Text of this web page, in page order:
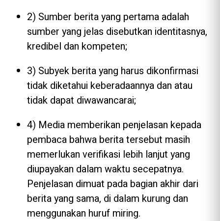
2) Sumber berita yang pertama adalah
sumber yang jelas disebutkan identitasnya,
kredibel dan kompeten;
3) Subyek berita yang harus dikonfirmasi
tidak diketahui keberadaannya dan atau
tidak dapat diwawancarai;
4) Media memberikan penjelasan kepada
pembaca bahwa berita tersebut masih
memerlukan verifikasi lebih lanjut yang
diupayakan dalam waktu secepatnya.
Penjelasan dimuat pada bagian akhir dari
berita yang sama, di dalam kurung dan
menggunakan huruf miring.